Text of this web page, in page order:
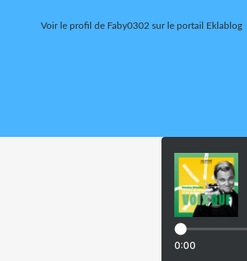
Voir le profil de Faby0302 sur le portail Eklablog
0:00